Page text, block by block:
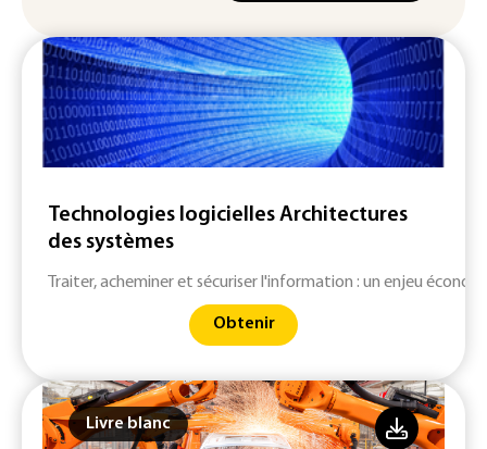
Technologies logicielles Architectures
des systèmes
Traiter, acheminer et sécuriser l'information : un enjeu
Obtenir
Livre blanc